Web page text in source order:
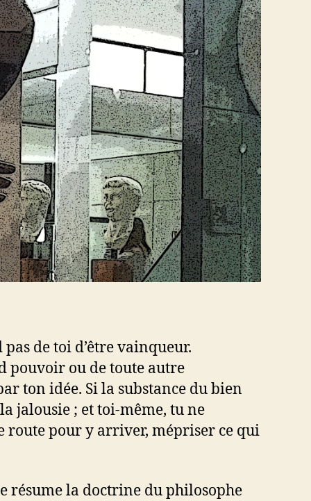
de toi d’être vainqueur.
pouvoir ou de toute autre
ton idée. Si la substance du bien
jalousie ; et toi-même, tu ne
route pour y arriver, mépriser ce qui
résume la doctrine du philosophe